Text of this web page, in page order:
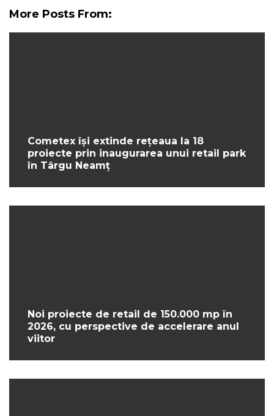
More Posts From:
Cometex își extinde rețeaua la 18
proiecte prin inaugurarea unui retail park
în Târgu Neamț
Noi proiecte de retail de 150.000 mp în
2026, cu perspective de accelerare anul
viitor